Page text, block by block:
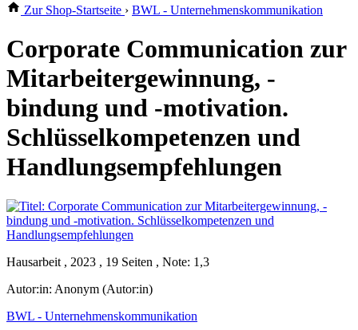
Zur Shop-Startseite › BWL - Unternehmenskommunikation
Corporate Communication zur
Mitarbeitergewinnung, -
bindung und -motivation.
Schlüsselkompetenzen und
Handlungsempfehlungen
Hausarbeit , 2023 , 19 Seiten , Note: 1,3
Autor:in: Anonym (Autor:in)
BWL - Unternehmenskommunikation